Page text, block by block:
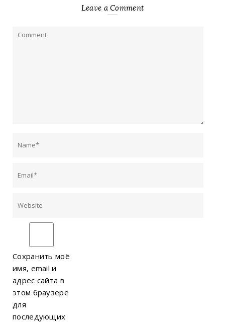
Leave a Comment
Сохранить моё
имя, email и
адрес сайта в
этом браузере
для
последующих